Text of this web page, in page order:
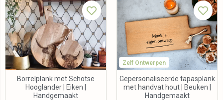
Borrelplank met Schotse
Hooglander | Eiken |
Handgemaakt
Zelf Ontwerpen
Gepersonaliseerde tapasplank
met handvat hout | Beuken |
Handgemaakt